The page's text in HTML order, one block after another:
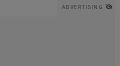
ADVERTISING